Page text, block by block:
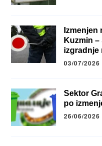
Izmenjen
Kuzmin
izgradnje
03/07/2026
Sektor
po
26/06/2026